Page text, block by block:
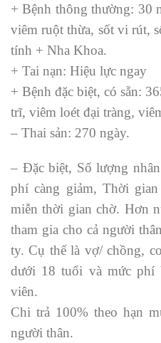
+ Bệnh thông thường: 30
viêm ruột thừa, sốt vi rút,
tính + Nha Khoa.
+ Tai nạn: Hiệu lực ngay
+ Bệnh đặc biệt, có sẵn:
trĩ, viêm loét đại tràng,
– Thai sản: 270 ngày.
– Đặc biệt, Số lượng
phí càng giảm, Thời
miễn thời gian chờ. Hơn
tham gia cho cả người
ty. Cụ thể là vợ/ chồng,
dưới 18 tuổi và mức phí
viên.
Chi trả 100% theo hạn
người thân.